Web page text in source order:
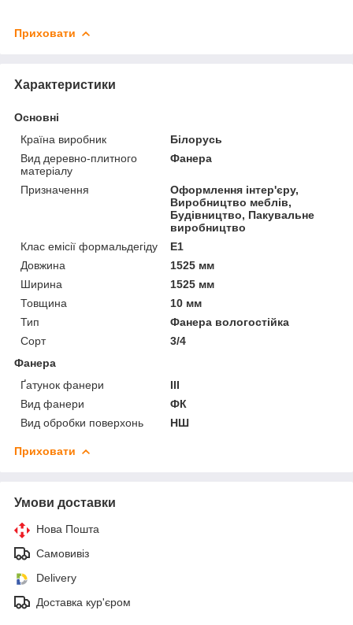
Приховати
Характеристики
Основні
Країна виробник
Білорусь
Вид деревно-плитного
матеріалу
Фанера
Призначення
Оформлення інтер'єру,
Виробництво меблів,
Будівництво, Пакувальне
виробництво
Клас емісії формальдегіду
Е1
Довжина
1525 мм
Ширина
1525 мм
Товщина
10 мм
Тип
Фанера вологостійка
Сорт
3/4
Фанера
Ґатунок фанери
III
Вид фанери
ФК
Вид обробки поверхонь
НШ
Приховати
Умови доставки
Нова Пошта
Самовивіз
Delivery
Доставка кур'єром